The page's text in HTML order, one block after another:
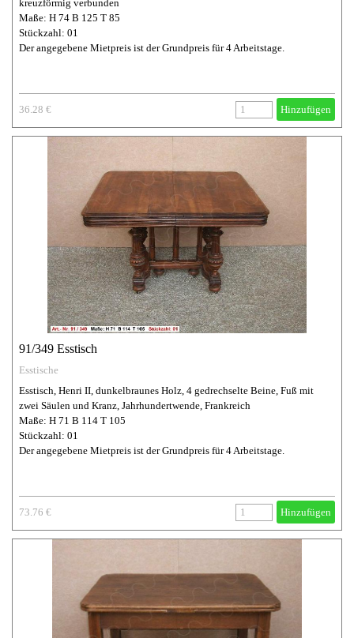
kreuzförmig verbunden
Maße: H 74 B 125 T 85
Stückzahl: 01
Der angegebene Mietpreis ist der Grundpreis für 4 Arbeitstage.
36.28 € Hinzufügen
91/349 Esstisch
Esstische
Esstisch, Henri II, dunkelbraunes Holz, 4 gedrechselte Beine, Fuß mit
zwei Säulen und Kranz, Jahrhundertwende, Frankreich
Maße: H 71 B 114 T 105
Stückzahl: 01
Der angegebene Mietpreis ist der Grundpreis für 4 Arbeitstage.
73.76 € Hinzufügen